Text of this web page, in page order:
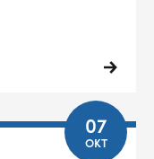
07
OKT